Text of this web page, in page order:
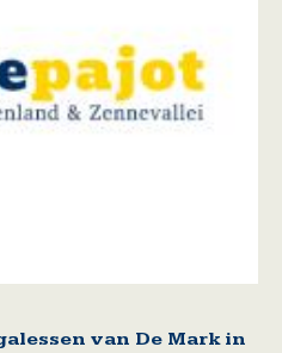
van De Mark in